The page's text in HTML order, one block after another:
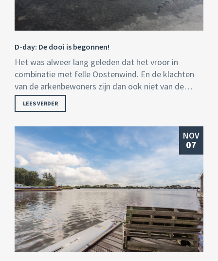
D-day: De dooi is begonnen!
Het was alweer lang geleden dat het vroor in
combinatie met felle Oostenwind. En de klachten
van de arkenbewoners zijn dan ook niet van de…
LEES VERDER
NOV
07